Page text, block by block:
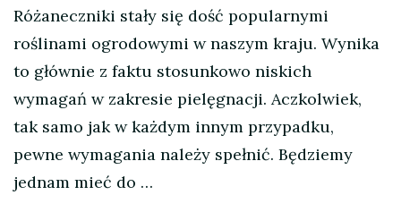
Różaneczniki stały się dość popularnymi
roślinami ogrodowymi w naszym kraju. Wynika
to głównie z faktu stosunkowo niskich
wymagań w zakresie pielęgnacji. Aczkolwiek,
tak samo jak w każdym innym przypadku,
pewne wymagania należy spełnić. Będziemy
jednam mieć do …